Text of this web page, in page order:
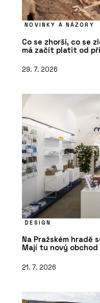
NOVINKY A NÁZORY
Co se zhorší, co se
má začít platit od
29. 7. 2026
DESIGN
Na Pražském hradě
Mají tu nový obchod
21. 7. 2026